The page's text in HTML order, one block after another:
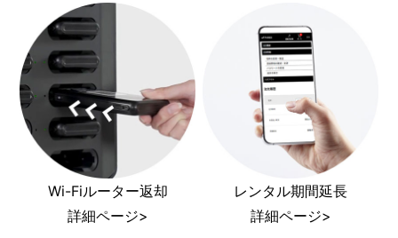
Wi-Fiルーター返却
詳細ページ>
レンタル期間延長
詳細ページ>